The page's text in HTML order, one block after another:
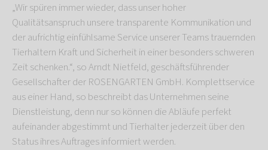
„Wir spüren immer wieder, dass unser hoher
Qualitätsanspruch unsere transparente Kommunikation und
der aufrichtig einfühlsame Service unserer Teams trauernden
Tierhaltern Kraft und Sicherheit in einer besonders schweren
Zeit schenken.“, so Arndt Nietfeld, geschäftsführender
Gesellschafter der ROSENGARTEN GmbH. Komplettservice
aus einer Hand, so beschreibt das Unternehmen seine
Dienstleistung, denn nur so können die Abläufe perfekt
aufeinander abgestimmt und Tierhalter jederzeit über den
Status ihres Auftrages informiert werden.